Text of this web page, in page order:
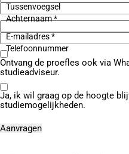
Tussenvoegsel
Achternaam *
E-mailadres *
Telefoonnummer
Ontvang de proefles ook via
studieadviseur.
Ja, ik wil graag op de hoogte
studiemogelijkheden.